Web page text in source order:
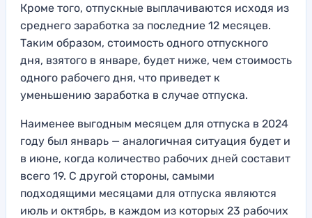
Кроме того, отпускные выплачиваются исходя из
среднего заработка за последние 12 месяцев.
Таким образом, стоимость одного отпускного
дня, взятого в январе, будет ниже, чем стоимость
одного рабочего дня, что приведет к
уменьшению заработка в случае отпуска.
Наименее выгодным месяцем для отпуска в 2024
году был январь — аналогичная ситуация будет и
в июне, когда количество рабочих дней составит
всего 19. С другой стороны, самыми
подходящими месяцами для отпуска являются
июль и октябрь, в каждом из которых 23 рабочих